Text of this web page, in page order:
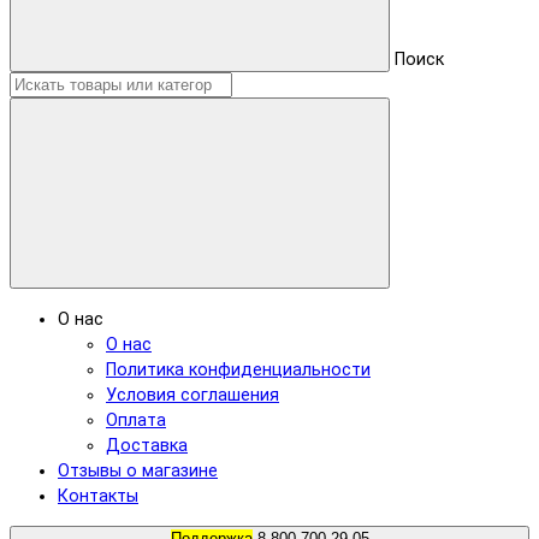
Поиск
О нас
О нас
Политика конфиденциальности
Условия соглашения
Оплата
Доставка
Отзывы о магазине
Контакты